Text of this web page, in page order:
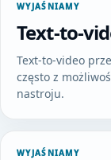
WYJAŚNIAMY
Text-to-
Text-to-video
często z
nastroju.
WYJAŚNIAMY